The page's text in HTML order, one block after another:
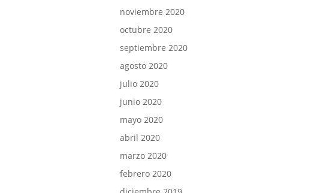
noviembre 2020
octubre 2020
septiembre 2020
agosto 2020
julio 2020
junio 2020
mayo 2020
abril 2020
marzo 2020
febrero 2020